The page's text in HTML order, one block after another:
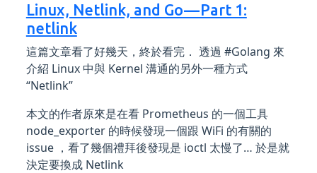
Linux, Netlink, and Go — Part 1:
netlink
這篇文章看了好幾天，終於看完． 透過 #Golang 來
介紹 Linux 中與 Kernel 溝通的另外一種方式
“Netlink”
本文的作者原來是在看 Prometheus 的一個工具
node_exporter 的時候發現一個跟 WiFi 的有關的
issue ，看了幾個禮拜後發現是 ioctl 太慢了… 於是就
決定要換成 Netlink